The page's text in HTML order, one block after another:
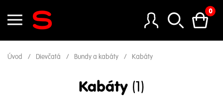
0
Úvod Dievčatá Bundy a kabáty Kabáty
Kabáty (1)